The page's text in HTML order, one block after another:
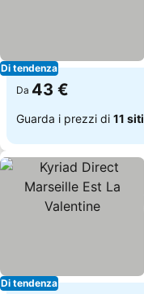
Di tendenza
Da 43 €
Guarda i prezzi di 11 siti
Di tendenza